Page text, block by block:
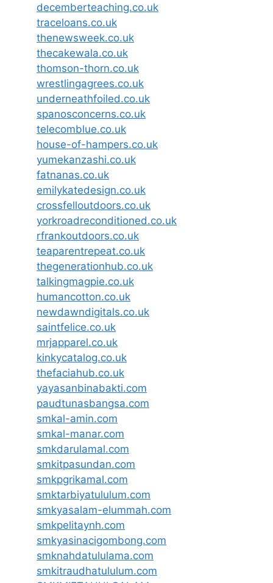
decemberteaching.co.uk
traceloans.co.uk
thenewsweek.co.uk
thecakewala.co.uk
thomson-thorn.co.uk
wrestlingagrees.co.uk
underneathfoiled.co.uk
spanosconcerns.co.uk
telecomblue.co.uk
house-of-hampers.co.uk
yumekanzashi.co.uk
fatnanas.co.uk
emilykatedesign.co.uk
crossfelloutdoors.co.uk
yorkroadreconditioned.co.uk
rfrankoutdoors.co.uk
teaparentrepeat.co.uk
thegenerationhub.co.uk
talkingmagpie.co.uk
humancotton.co.uk
newdawndigitals.co.uk
saintfelice.co.uk
mrjapparel.co.uk
kinkycatalog.co.uk
thefaciahub.co.uk
yayasanbinabakti.com
paudtunasbangsa.com
smkal-amin.com
smkal-manar.com
smkdarulamal.com
smkitpasundan.com
smkpgrikamal.com
smktarbiyatululum.com
smkyasalam-elummah.com
smkpelitaynh.com
smkyasinacigombong.com
smknahdatululama.com
smkitraudhatululum.com